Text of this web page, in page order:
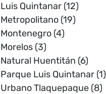
Luis Quintanar (12)
Metropolitano (19)
Montenegro (4)
Morelos (3)
Natural Huentitán (6)
Parque Luis Quintanar (1)
Urbano Tlaquepaque (8)